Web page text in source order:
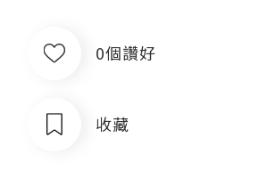
0個讚好
收藏